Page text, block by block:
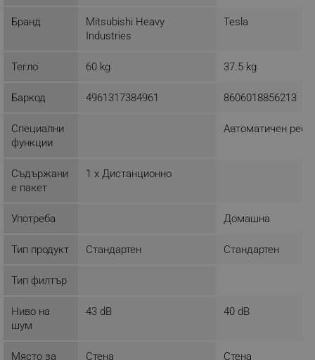
Бранд
Mitsubishi Heavy
Industries
Tesla
Тегло 60 kg 37.5 kg
Баркод 4961317384961 8606018856213
Специални
функции
Автоматичен
Съдържани
е пакет
1 x Дистанционно
Употреба Домашна
Тип продукт Стандартен Стандартен
Тип филтър
Ниво на
шум
43 dB 40 dB
Място за Стена Стена